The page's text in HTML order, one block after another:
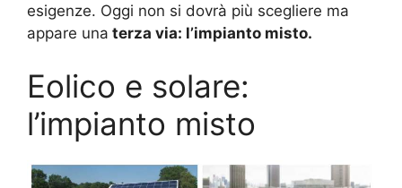
esigenze. Oggi non si dovrà più scegliere ma
appare una terza via: l’impianto misto.
Eolico e solare:
l’impianto misto